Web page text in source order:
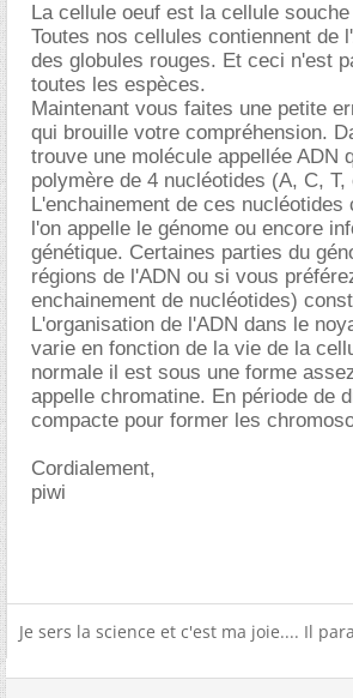
La cellule oeuf est la cellule
Toutes nos cellules contiennent de
des globules rouges. Et ceci n'est
toutes les espèces.
Maintenant vous faites une petite
qui brouille votre compréhension.
trouve une molécule appellée ADN
polymère de 4 nucléotides (A, C, T,
L'enchainement de ces nucléotides
l'on appelle le génome ou encore
génétique. Certaines parties du
régions de l'ADN ou si vous
enchainement de nucléotides)
L'organisation de l'ADN dans le
varie en fonction de la vie de la
normale il est sous une forme
appelle chromatine. En période de
compacte pour former les
Cordialement,
piwi
Je sers la science et c'est ma joie.... Il